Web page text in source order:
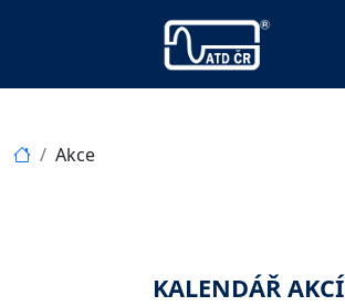
Akce
KALENDÁŘ AKCÍ